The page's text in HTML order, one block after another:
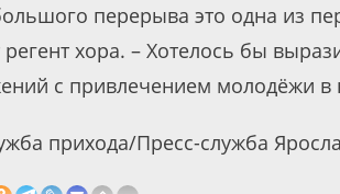
перерыва это одна из
регент хора. – Хотелось бы
с привлечением молодёжи
прихода/Пресс-служба